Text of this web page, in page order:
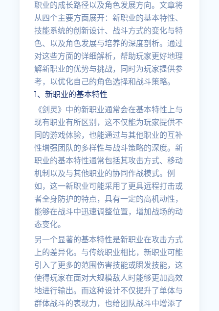
职业的成长路径以及角色发展方向。文章将
从四个主要方面展开：新职业的基本特性、
技能系统的创新设计、战斗方式的变化与特
色、以及角色发展与培养的深度剖析。通过
对这些方面的详细解析，帮助玩家更好地理
解新职业的优势与挑战，同时为玩家提供参
考，以优化自己的角色选择和战斗策略。
1、新职业的基本特性
《剑灵》中的新职业通常会在基本特性上与
现有职业有所区别，这不仅能为玩家提供不
同的游戏体验，也能通过与其他职业的互补
性增强团队的多样性与战斗策略的深度。新
职业的基本特性通常包括其攻击方式、移动
机制以及与其他职业的协同作战模式。例
如，这一新职业可能采用了更具远程打击或
者全身防护的特点，具有一定的高机动性，
能够在战斗中迅速调整位置，增加战场的动
态变化。
另一个显著的基本特性是新职业在攻击方式
上的差异化。与传统职业相比，新职业可能
引入了更多的范围伤害技能或瞬发技能，这
使得玩家在面对大规模敌人时能够更加高效
地进行输出。而这种设计不仅提升了单体与
群体战斗的表现力，也给团队战斗中增添了